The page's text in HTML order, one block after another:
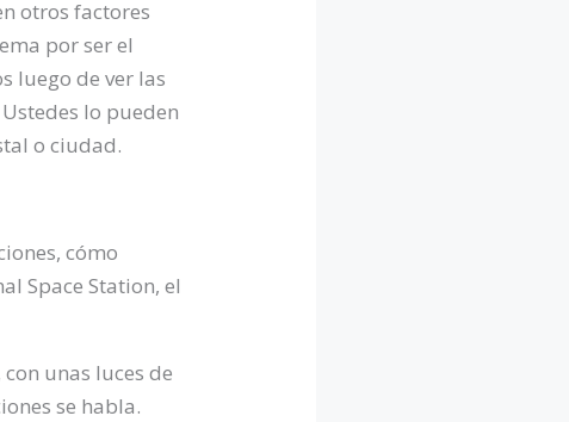
otros factores
por ser el
luego de ver las
lo pueden
o ciudad.
cómo
Space Station, el
unas luces de
se habla.